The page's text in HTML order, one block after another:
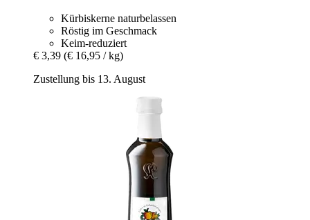
Kürbiskerne naturbelassen
Röstig im Geschmack
Keim-reduziert
€ 3,39 (€ 16,95 / kg)
Zustellung bis 13. August